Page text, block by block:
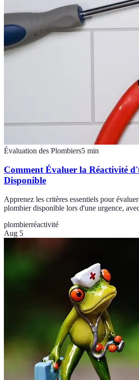
Évaluation des Plombiers5 min
Comment Évaluer la Réactivité
Disponible
Apprenez les critères essentiels pour
plombier disponible lors d'une urgence,
plombierréactivité
Aug 5